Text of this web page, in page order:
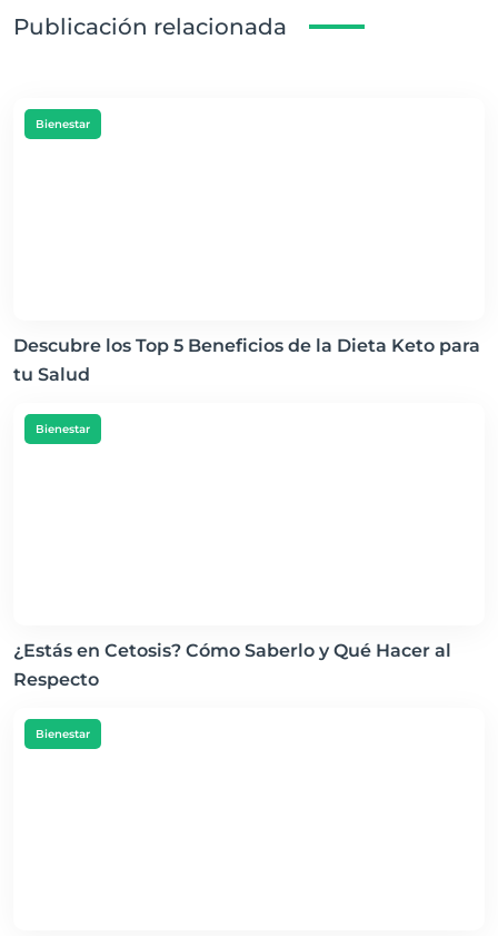
Publicación relacionada
Bienestar
Descubre los Top 5 Beneficios de la Dieta Keto para
tu Salud
Bienestar
¿Estás en Cetosis? Cómo Saberlo y Qué Hacer al
Respecto
Bienestar